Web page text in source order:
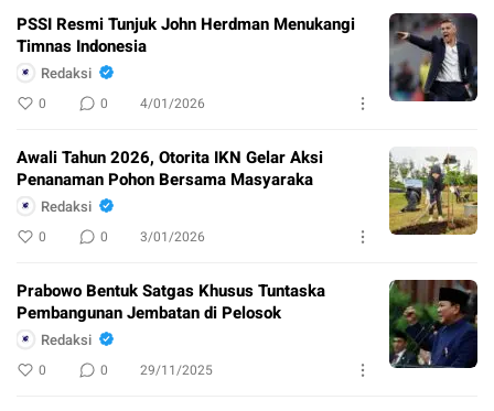
PSSI Resmi Tunjuk John Herdman Menukangi
Timnas Indonesia
Redaksi
0 0 4/01/2026
Awali Tahun 2026, Otorita IKN Gelar Aksi
Penanaman Pohon Bersama Masyaraka
Redaksi
0 0 3/01/2026
Prabowo Bentuk Satgas Khusus Tuntaska
Pembangunan Jembatan di Pelosok
Redaksi
0 0 29/11/2025